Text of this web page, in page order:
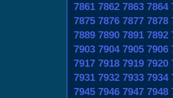
7861 7862 7863 7864
7875 7876 7877 7878
7889 7890 7891 7892
7903 7904 7905 7906
7917 7918 7919 7920
7931 7932 7933 7934
7945 7946 7947 7948